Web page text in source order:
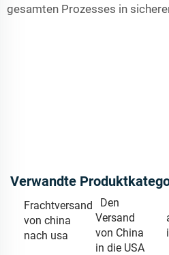
gesamten Prozesses in
Verwandte
Frachtversand
von china
nach usa
Den
Versand
von China
in die USA